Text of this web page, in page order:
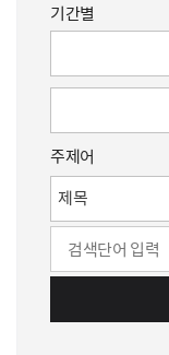
기간별
주제어